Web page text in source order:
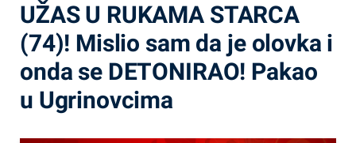
UŽAS U RUKAMA STARCA
(74)! Mislio sam da je olovka i
onda se DETONIRAO! Pakao
u Ugrinovcima